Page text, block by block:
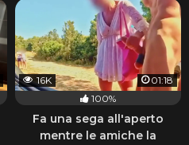
16K
01:18
100%
Fa una sega all'aperto
mentre le amiche la